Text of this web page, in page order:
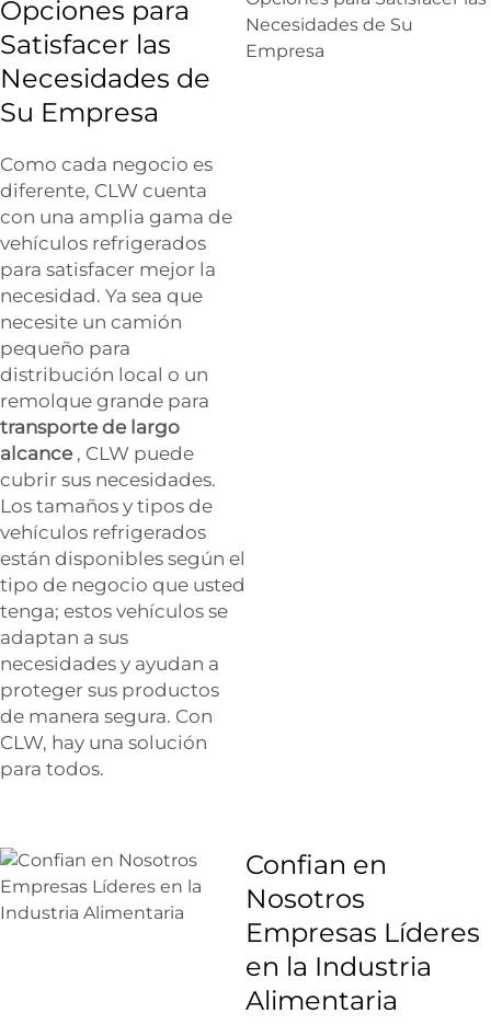
Opciones para
Satisfacer las
Necesidades de
Su Empresa
Como cada negocio es
diferente, CLW cuenta
con una amplia gama de
vehículos refrigerados
para satisfacer mejor la
necesidad. Ya sea que
necesite un camión
pequeño para
distribución local o un
remolque grande para
transporte de largo
alcance , CLW puede
cubrir sus necesidades.
Los tamaños y tipos de
vehículos refrigerados
están disponibles según el
tipo de negocio que usted
tenga; estos vehículos se
adaptan a sus
necesidades y ayudan a
proteger sus productos
de manera segura. Con
CLW, hay una solución
para todos.
Confian en
Nosotros
Empresas Líderes
en la Industria
Alimentaria